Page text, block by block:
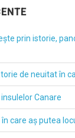
prin istorie,
de neuitat în
Canare
care aș putea